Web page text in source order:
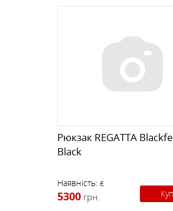
Рюкзак REGATTA
Black
Наявність: є
5300 грн.